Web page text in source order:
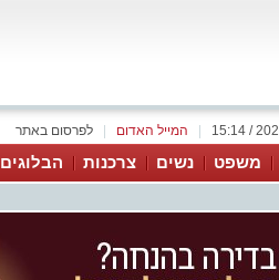
לפרסום באתר המייל האדום
משפט נשים צרכנות הבלוגים